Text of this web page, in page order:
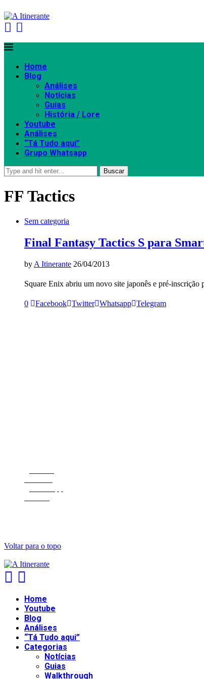
Home
Blog
Análises
Notícias
Guias
História / Lore
Youtube
Análises
“Tá Tudo aqui”
Grupo Whatsapp
Buscar
FF Tactics
Sem categoria
Final Fantasy Tactics S para
by A Itinerante 26/04/2013
Square Enix abriu um novo site japonês e pré-
0 Facebook Twitter Whatsapp Telegram
Voltar para o topo
Home
Youtube
Blog
Análises
“Tá Tudo aqui”
Categorias
Notícias
Guias
Walkthrough